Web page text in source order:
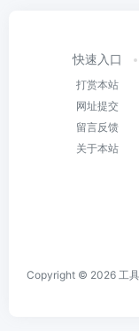
快速入口
打赏本站
网址提交
留言反馈
关于本站
Copyright © 2026 工